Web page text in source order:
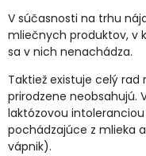
V súčasnosti na trhu
mliečnych produktov, v
sa v nich nenachádza.
Taktiež existuje celý
prirodzene neobsahujú.
laktózovou
pochádzajúce z mlieka
vápnik).